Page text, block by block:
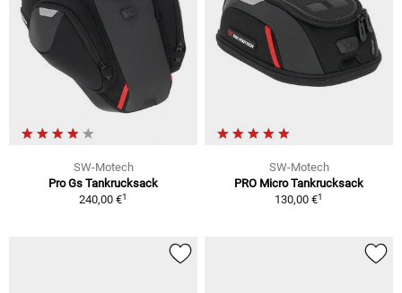
SW-Motech
Pro Gs Tankrucksack
240,00 €1
SW-Motech
PRO Micro Tankrucksack
130,00 €1